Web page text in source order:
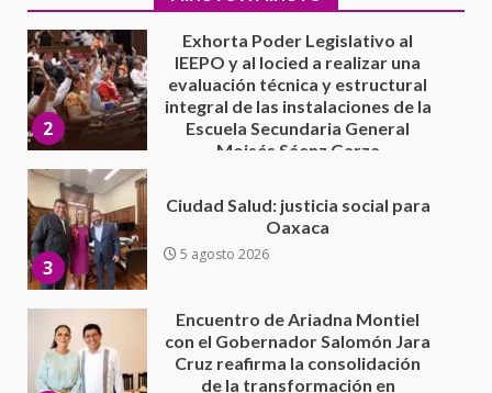
Moisés Sáenz Garza
5 agosto 2026
3
Ciudad Salud: justicia social para
Oaxaca
5 agosto 2026
4
con el Gobernador Salomón Jara
Cruz reafirma la consolidación
de la transformación en
Secretaría de Gobierno refuerza
presencia institucional en San
Juan Mazatlán